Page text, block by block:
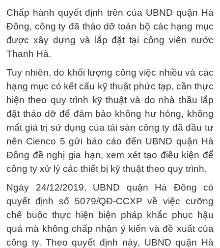
Chấp hành quyết định trên của UBND quận Hà
Đông, công ty đã tháo dỡ toàn bộ các hạng mục
được xây dựng và lắp đặt tại công viên nước
Thanh Hà.
Tuy nhiên, do khối lượng công việc nhiều và các
hạng mục có kết cấu kỹ thuật phức tạp, cần thực
hiện theo quy trình kỹ thuật và do nhà thầu lắp
đặt tháo dỡ để đảm bảo không hư hỏng, không
mất giá trị sử dụng của tài sản công ty đã đầu tư
nên Cienco 5 gửi báo cáo đến UBND quận Hà
Đông đề nghị gia hạn, xem xét tạo điều kiện để
công ty xử lý các thiết bị kỹ thuật theo quy trình.
Ngày 24/12/2019, UBND quận Hà Đông có
quyết định số 5079/QĐ-CCXP về việc cưỡng
chế buộc thực hiện biện pháp khắc phục hậu
quả mà không chấp nhận ý kiến và đề xuất của
công ty. Theo quyết định này, UBND quận Hà